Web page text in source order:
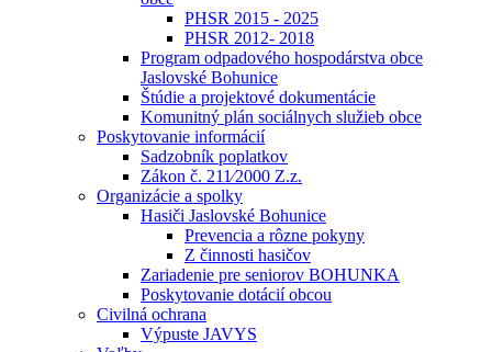
PHSR 2015 - 2025
PHSR 2012- 2018
Program odpadového hospodárstva obce
Jaslovské Bohunice
Štúdie a projektové dokumentácie
Komunitný plán sociálnych služieb obce
Poskytovanie informácií
Sadzobník poplatkov
Zákon č. 211⁄2000 Z.z.
Organizácie a spolky
Hasiči Jaslovské Bohunice
Prevencia a rôzne pokyny
Z činnosti hasičov
Zariadenie pre seniorov BOHUNKA
Poskytovanie dotácií obcou
Civilná ochrana
Výpuste JAVYS